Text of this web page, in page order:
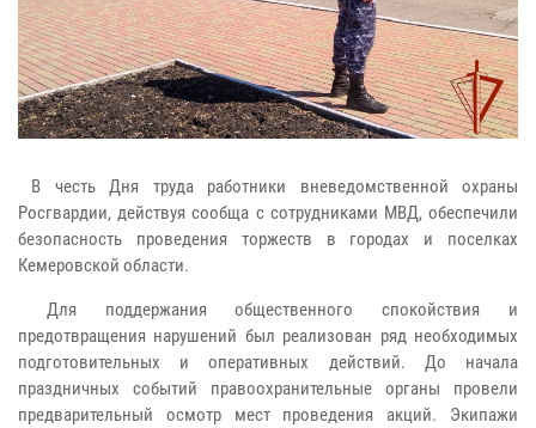
В честь Дня труда работники вневедомственной охраны
Росгвардии, действуя сообща с сотрудниками МВД, обеспечили
безопасность проведения торжеств в городах и поселках
Кемеровской области.
Для поддержания общественного спокойствия и
предотвращения нарушений был реализован ряд необходимых
подготовительных и оперативных действий. До начала
праздничных событий правоохранительные органы провели
предварительный осмотр мест проведения акций. Экипажи